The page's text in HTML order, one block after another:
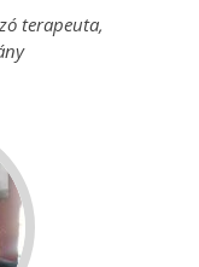
terapeuta,